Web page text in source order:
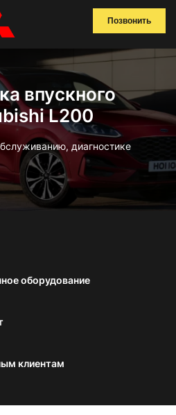
Позвонить
впускного
L200
диагностике
оборудование
клиентам